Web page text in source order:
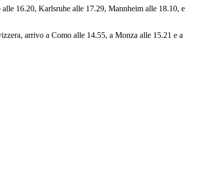
16.20, Karlsruhe alle 17.29, Mannheim alle 18.10, e
arrivo a Como alle 14.55, a Monza alle 15.21 e a